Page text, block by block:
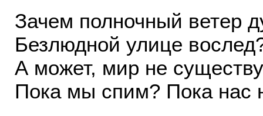
Зачем полночный ветер
Безлюдной улице
А может, мир не
Пока мы спим? Пока нас